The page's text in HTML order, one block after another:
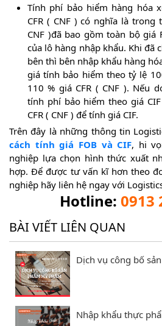
Tính phí bảo hiểm hàng hóa
CFR ( CNF ) có nghĩa là trong
CNF )đã bao gồm toàn bộ giá
của lô hàng nhập khẩu. Khi đã
bên thì bên nhập khẩu hàng
giá tính bảo hiểm theo tỷ lệ
110 % giá CFR ( CNF ). Nếu
tính phí bảo hiểm theo giá
CFR ( CNF ) để tính giá CIF.
Trên đây là những thông tin
cách tính giá FOB và CIF, hi
nghiệp lựa chọn hình thức xuất
hợp. Để được tư vấn kĩ hơn theo
nghiệp hãy liên hệ ngay với
Hotline: 0913
BÀI VIẾT LIÊN QUAN
Dịch vụ công bố
Nhập khẩu thực